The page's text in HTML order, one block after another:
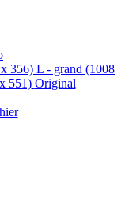
356) L - grand (1008
551) Original